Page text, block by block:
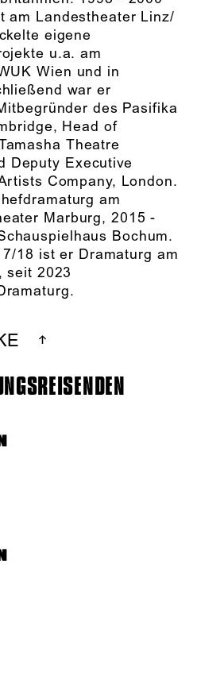
am Landestheater Linz/
eigene
u.a. am
Wien und in
war er
des Pasifika
Head of
Theatre
Deputy Executive
Company, London.
am
Marburg, 2015 -
Bochum.
18 ist er Dramaturg am
seit 2023